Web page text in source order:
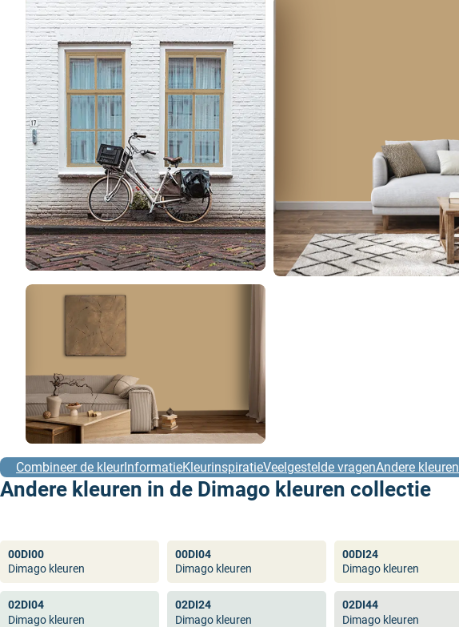
Combineer de kleurInformatieKleurinspiratieVeelgestelde vragenAndere kleuren
Andere kleuren in de Dimago kleuren collectie
00DI00
Dimago kleuren
00DI04
Dimago kleuren
00DI24
Dimago kleuren
02DI04
Dimago kleuren
02DI24
Dimago kleuren
02DI44
Dimago kleuren